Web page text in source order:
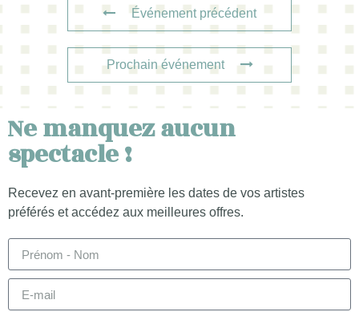
Événement précédent
Prochain événement
Ne manquez aucun
spectacle !
Recevez en avant-première les dates de vos artistes
préférés et accédez aux meilleures offres.